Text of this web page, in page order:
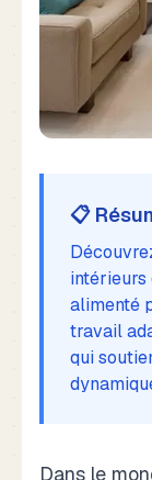
📋
intérieurs
alimenté
travail
qui
Dans le